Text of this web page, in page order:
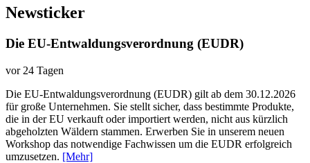
Newsticker
Die EU-Entwaldungsverordnung (EUDR)
vor 24 Tagen
Die EU-Entwaldungsverordnung (EUDR) gilt ab dem 30.12.2026
für große Unternehmen. Sie stellt sicher, dass bestimmte Produkte,
die in der EU verkauft oder importiert werden, nicht aus kürzlich
abgeholzten Wäldern stammen. Erwerben Sie in unserem neuen
Workshop das notwendige Fachwissen um die EUDR erfolgreich
umzusetzen. [Mehr]